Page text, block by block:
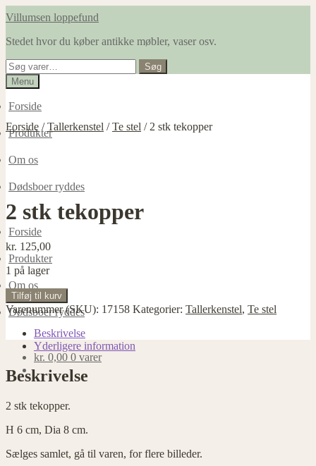
Spring
navigation
Spring
indhold
Villumsen loppefund
Stedet hvor du køber antikke møbler, vaser osv.
Søg
efter:
Søg
Menu
Forside
Produkter
Om os
Dødsboer ryddes
Forside
Produkter
Om os
Dødsboer ryddes
kr. 0,00 0 varer
Forside /Tallerkenstel /Te stel / 2 stk tekopper
2 stk tekopper
kr. 125,00
1 på lager
stk
tekopper
antal
Tilføj til kurv
Varenummer (SKU): 17158 Kategorier: Tallerkenstel, Te stel
Beskrivelse
Yderligere information
Beskrivelse
2 stk tekopper.
H 6 cm, Dia 8 cm.
Sælges samlet, gå til varen, for flere billeder.